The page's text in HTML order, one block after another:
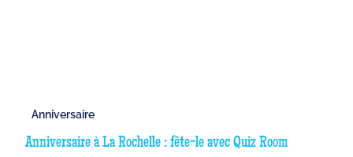
Anniversaire
Anniversaire à La Rochelle : fête-le avec Quiz Room